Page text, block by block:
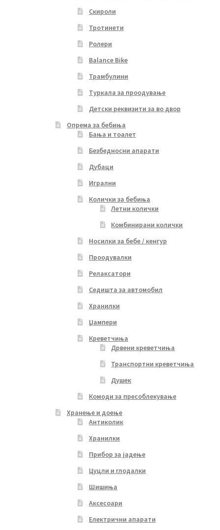
Скироли
Тротинети
Ролери
Balance Bike
Трамбулини
Туркала за проодување
Детски реквизити за во двор
Опрема за бебиња
Бања и тоалет
Безбедносни апарати
Дубаци
Игрални
Колички за бебиња
Летни колички
Комбинирани колички
Носилки за бебе / кенгур
Проодувалки
Релаксатори
Седишта за автомобил
Хранилки
Џампери
Креветчиња
Дрвени креветчиња
Транспортни креветчиња
Душек
Комоди за пресоблекување
Хранење и доење
Антиколик
Хранилки
Прибор за јадење
Цуцли и глодалки
Шишиња
Аксесоари
Електрични апарати